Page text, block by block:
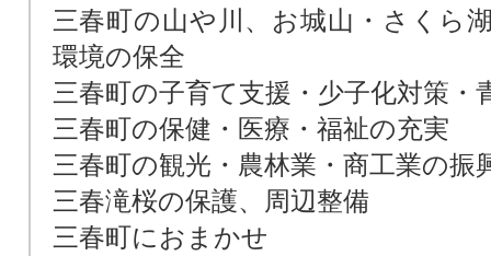
三春町の山や川、お城山・さくら
環境の保全
三春町の子育て支援・少子化対策・
三春町の保健・医療・福祉の充実
三春町の観光・農林業・商工業の振
三春滝桜の保護、周辺整備
三春町におまかせ